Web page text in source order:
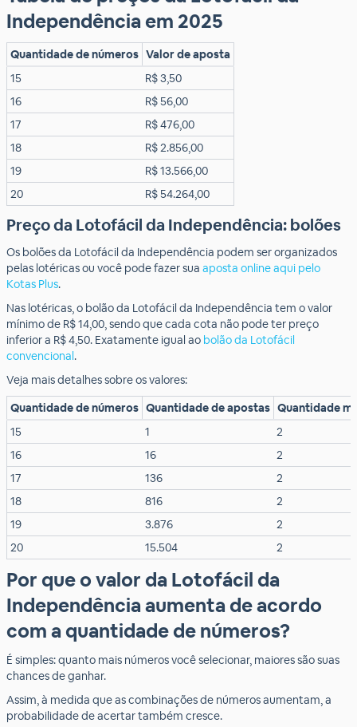
Independência em 2025
Quantidade de números Valor de aposta
15
R$ 3,50
16
R$ 56,00
17
R$ 476,00
18
R$ 2.856,00
19
R$ 13.566,00
20
R$ 54.264,00
Preço da Lotofácil da Independência: bolões
Os bolões da Lotofácil da Independência podem ser organizados
pelas lotéricas ou você pode fazer sua aposta online aqui pelo
Kotas Plus.
Nas lotéricas, o bolão da Lotofácil da Independência tem o valor
mínimo de R$ 14,00, sendo que cada cota não pode ter preço
inferior a R$ 4,50. Exatamente igual ao bolão da Lotofácil
convencional.
Veja mais detalhes sobre os valores:
Quantidade de números Quantidade de apostas Quantidade
15
1
2
16
16
2
17
136
2
18
816
2
19
3.876
2
20
15.504 2
Por que o valor da Lotofácil da
Independência aumenta de acordo
com a quantidade de números?
É simples: quanto mais números você selecionar, maiores são suas
chances de ganhar.
Assim, à medida que as combinações de números aumentam, a
probabilidade de acertar também cresce.